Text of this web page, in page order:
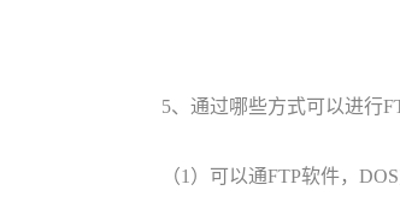
5、通过哪些方式可以进行
（1）可以通FTP软件，